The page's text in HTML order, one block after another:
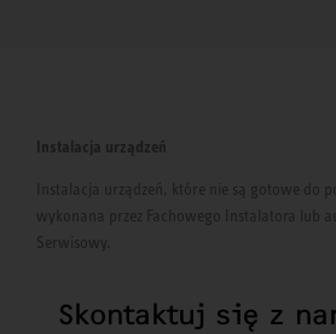
Instalacja urządzeń
Instalacja urządzeń, które nie są gotowe do
wykonana przez Fachowego Instalatora lub
Serwisowy.
Skontaktuj się z